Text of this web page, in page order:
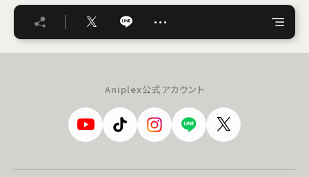
…
Aniplex公式アカウント